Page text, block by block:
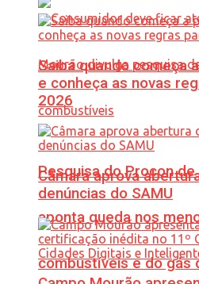
Pesquisa do Procon
aponta queda nos
combustíveis e do gás
Saiba quando começa
e conheça as novas
2026
Câmara aprova
denúncias do SAMU